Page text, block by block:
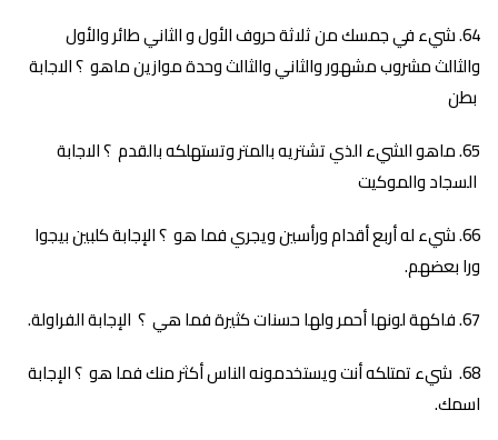
شيء في جمسك من ثلاثة حروف الأول و الثاني طائر والأول
والثالث مشروب مشهور والثاني والثالث وحدة موازين ماهو ؟ الاجابة
بطن
ماهو الشيء الذي تشتريه بالمتر وتستهلكه بالقدم ؟ الاجابة
السجاد والموكيت
شيء له أربع أقدام ورأسين ويجري فما هو ؟ الإجابة كلبين بيجوا
ورا بعضهم.
فاكهة لونها أحمر ولها حسنات كثيرة فما هي ؟ الإجابة الفراولة.
شيء تمتلكه أنت ويستخدمونه الناس أكثر منك فما هو ؟ الإجابة
اسمك.